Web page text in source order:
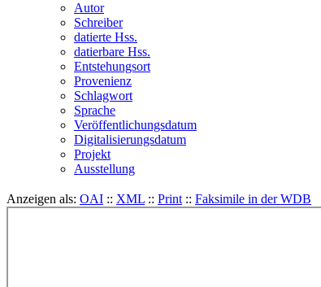
Autor
Schreiber
datierte Hss.
datierbare Hss.
Entstehungsort
Provenienz
Schlagwort
Sprache
Veröffentlichungsdatum
Digitalisierungsdatum
Projekt
Ausstellung
Anzeigen als: OAI :: XML :: Print :: Faksimile in der WDB